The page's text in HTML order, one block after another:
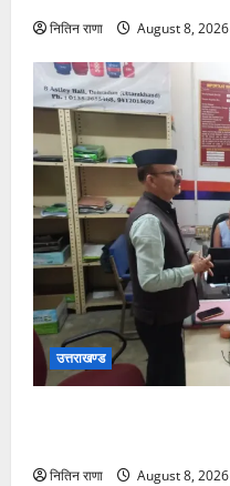
नितिन राणा August 8, 2026
उत्तराखण्ड
नितिन राणा August 8, 2026